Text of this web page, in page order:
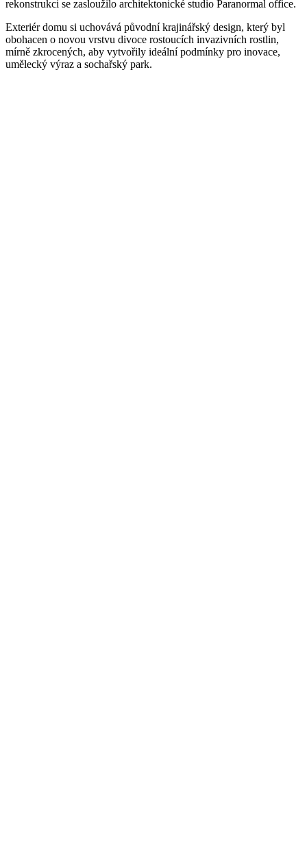
rekonstrukci se zasloužilo architektonické studio Paranormal office.
Exteriér domu si uchovává původní krajinářský design, který byl
obohacen o novou vrstvu divoce rostoucích invazivních rostlin,
mírně zkrocených, aby vytvořily ideální podmínky pro inovace,
umělecký výraz a sochařský park.